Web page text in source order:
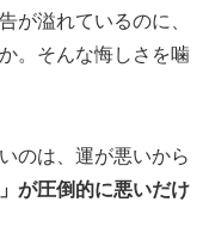
が溢れているのに、
。そんな悔しさを噛
のは、運が悪いから
が圧倒的に悪いだけ